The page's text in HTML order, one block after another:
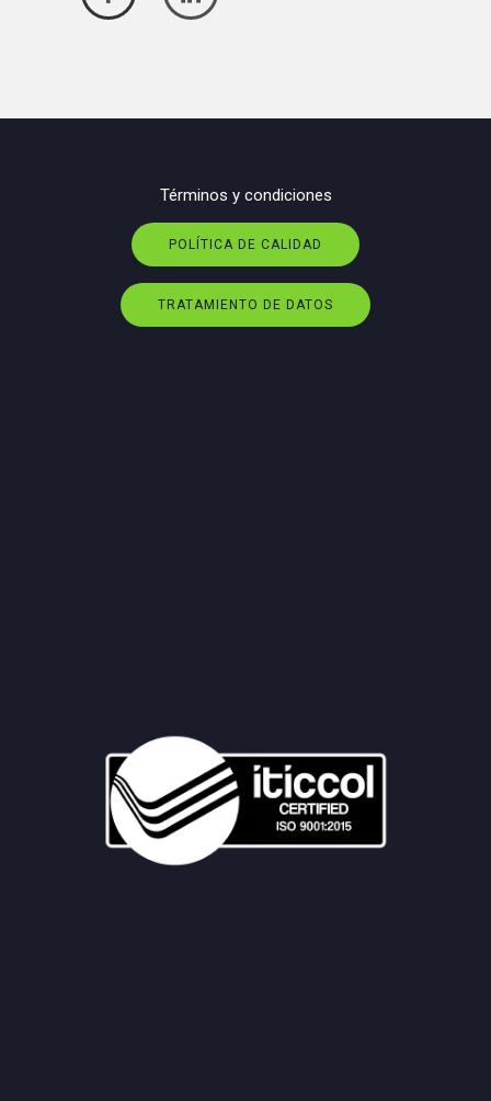
Términos y condiciones
POLÍTICA DE CALIDAD
TRATAMIENTO DE DATOS